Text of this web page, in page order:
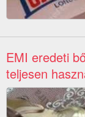
EMI eredeti
teljesen